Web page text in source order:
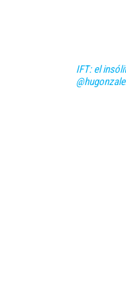
IFT: el